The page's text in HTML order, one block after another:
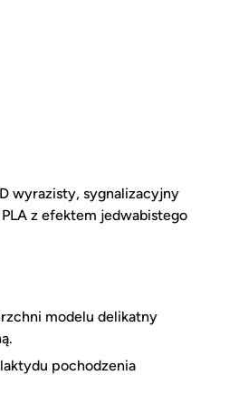
wyrazisty, sygnalizacyjny
z efektem jedwabistego
modelu delikatny
pochodzenia